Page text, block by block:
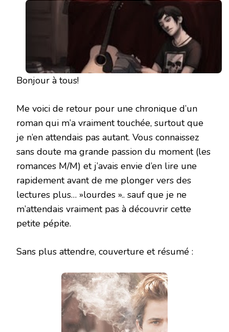
DE
Bonjour à tous!
Me voici de retour pour une chronique d’un
roman qui m’a vraiment touchée, surtout que
je n’en attendais pas autant. Vous connaissez
sans doute ma grande passion du moment (les
romances M/M) et j’avais envie d’en lire une
rapidement avant de me plonger vers des
lectures plus… »lourdes ».. sauf que je ne
m’attendais vraiment pas à découvrir cette
petite pépite.
Sans plus attendre, couverture et résumé :